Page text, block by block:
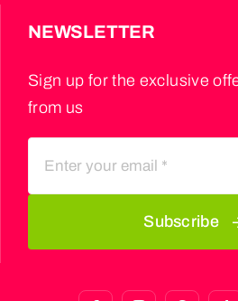
NEWSLETTER
Sign up for the exclusive
from us
Subscribe